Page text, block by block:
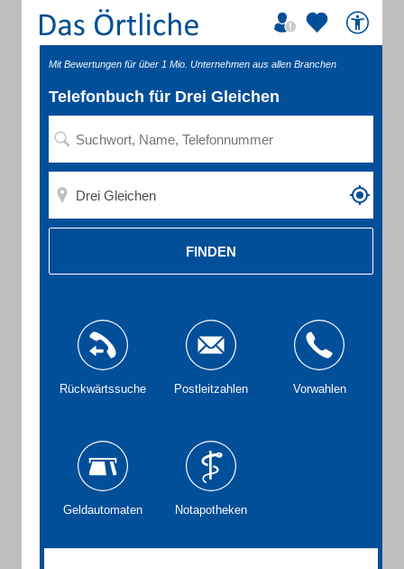
Mit Bewertungen für über 1 Mio. Unternehmen aus allen Branchen
Telefonbuch für Drei Gleichen
FINDEN
Rückwärtssuche Postleitzahlen Vorwahlen
Geldautomaten Notapotheken